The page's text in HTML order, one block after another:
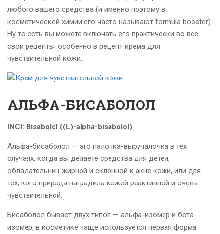
любого вашего средства (и именно поэтому в
косметической химии его часто называют formula booster).
Ну то есть вы можете включать его практически во все
свои рецепты, особенно в рецепт крема для
чувствительной кожи.
АЛЬФА-БИСАБОЛОЛ
INCI: Bisabolol ((L)-alpha-bisabolol)
Альфа-бисаболол — это палочка-выручалочка в тех
случаях, когда вы делаете средства для детей,
обладательниц жирной и склонной к акне кожи, или для
тех, кого природа наградила кожей реактивной и очень
чувствительной.
Бисаболол бывает двух типов — альфа-изомер и бета-
изомер, в косметике чаще используется первая форма: